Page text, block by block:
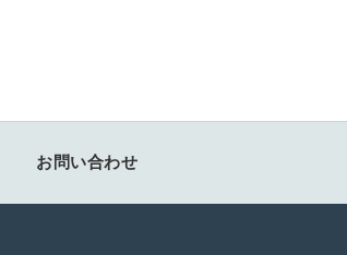
お問い合わせ